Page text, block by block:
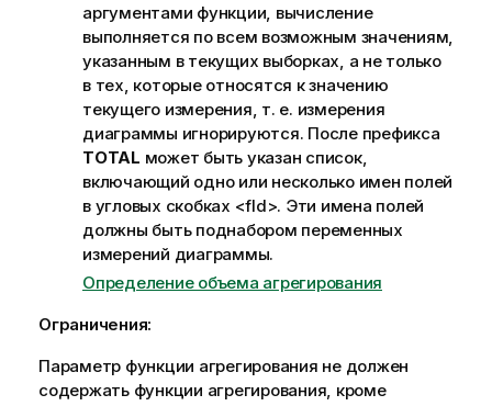
аргументами функции, вычисление
выполняется по всем возможным значениям,
указанным в текущих выборках, а не только
в тех, которые относятся к значению
текущего измерения, т. е. измерения
диаграммы игнорируются. После префикса
TOTAL может быть указан список,
включающий одно или несколько имен полей
в угловых скобках <fld>. Эти имена полей
должны быть поднабором переменных
измерений диаграммы.
Определение объема агрегирования
Ограничения:
Параметр функции агрегирования не должен
содержать функции агрегирования, кроме